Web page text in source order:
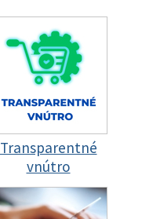
Transparentné
vnútro